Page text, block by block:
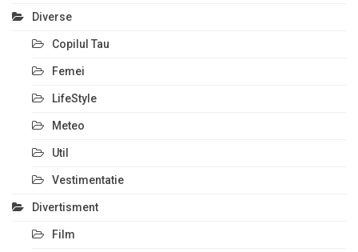
Diverse
Copilul Tau
Femei
LifeStyle
Meteo
Util
Vestimentatie
Divertisment
Film